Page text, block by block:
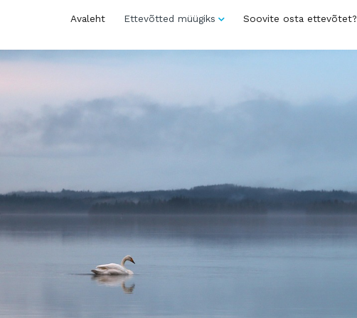
Avaleht Ettevõtted müügiks Soovite osta ettevõtet?